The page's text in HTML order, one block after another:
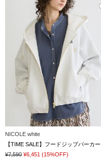
NICOLE white
【TIME SALE】フードジップパーカー
¥7,590 ¥6,451 (15%OFF)